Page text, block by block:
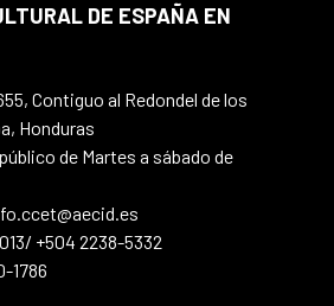
DE ESPAÑA EN
Contiguo al Redondel de los
Honduras
de Martes a sábado de
+504 2238-5332
1786